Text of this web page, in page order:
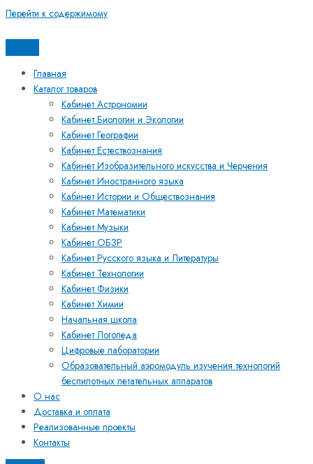
Перейти к содержимому
Главная
Каталог товаров
Кабинет Астрономии
Кабинет Биологии и Экологии
Кабинет Географии
Кабинет Естествознания
Кабинет Изобразительного искусства и Черчения
Кабинет Иностранного языка
Кабинет Истории и Обществознания
Кабинет Математики
Кабинет Музыки
Кабинет ОБЗР
Кабинет Русского языка и Литературы
Кабинет Технологии
Кабинет Физики
Кабинет Химии
Начальная школа
Кабинет Логопеда
Цифровые лаборатории
Образовательный аэромодуль изучения технологий
беспилотных летательных аппаратов
О нас
Доставка и оплата
Реализованные проекты
Контакты